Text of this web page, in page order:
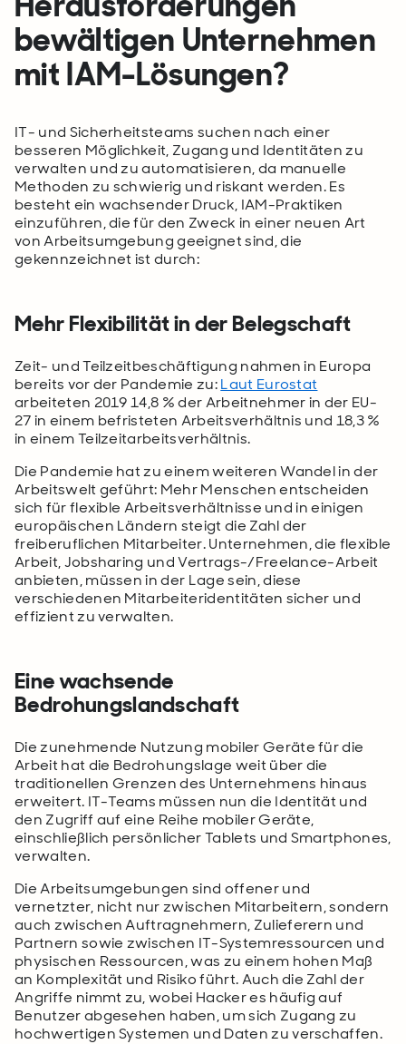
bewältigen Unternehmen
mit IAM-Lösungen?
IT- und Sicherheitsteams suchen nach einer
besseren Möglichkeit, Zugang und Identitäten zu
verwalten und zu automatisieren, da manuelle
Methoden zu schwierig und riskant werden. Es
besteht ein wachsender Druck, IAM-Praktiken
einzuführen, die für den Zweck in einer neuen Art
von Arbeitsumgebung geeignet sind, die
gekennzeichnet ist durch:
Mehr Flexibilität in der Belegschaft
Zeit- und Teilzeitbeschäftigung nahmen in Europa
bereits vor der Pandemie zu:Laut Eurostat
arbeiteten 2019 14,8 % der Arbeitnehmer in der EU-
27 in einem befristeten Arbeitsverhältnis und 18,3 %
in einem Teilzeitarbeitsverhältnis.
Die Pandemie hat zu einem weiteren Wandel in der
Arbeitswelt geführt: Mehr Menschen entscheiden
sich für flexible Arbeitsverhältnisse und in einigen
europäischen Ländern steigt die Zahl der
freiberuflichen Mitarbeiter. Unternehmen, die flexible
Arbeit, Jobsharing und Vertrags-/Freelance-Arbeit
anbieten, müssen in der Lage sein, diese
verschiedenen Mitarbeiteridentitäten sicher und
effizient zu verwalten.
Eine wachsende
Bedrohungslandschaft
Die zunehmende Nutzung mobiler Geräte für die
Arbeit hat die Bedrohungslage weit über die
traditionellen Grenzen des Unternehmens hinaus
erweitert. IT-Teams müssen nun die Identität und
den Zugriff auf eine Reihe mobiler Geräte,
einschließlich persönlicher Tablets und Smartphones,
verwalten.
Die Arbeitsumgebungen sind offener und
vernetzter, nicht nur zwischen Mitarbeitern, sondern
auch zwischen Auftragnehmern, Zulieferern und
Partnern sowie zwischen IT-Systemressourcen und
physischen Ressourcen, was zu einem hohen Maß
an Komplexität und Risiko führt. Auch die Zahl der
Angriffe nimmt zu, wobei Hacker es häufig auf
Benutzer abgesehen haben, um sich Zugang zu
hochwertigen Systemen und Daten zu verschaffen.